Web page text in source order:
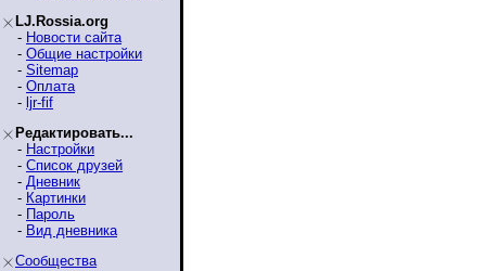
LJ.Rossia.org
- Новости сайта
- Общие настройки
- Sitemap
- Оплата
- ljr-fif
Редактировать...
- Настройки
- Список друзей
- Дневник
- Картинки
- Пароль
- Вид дневника
Сообщества